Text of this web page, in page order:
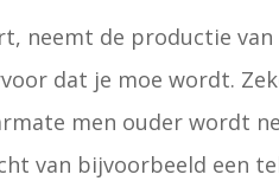
neemt de productie
dat je moe wordt.
men ouder wordt
van bijvoorbeeld een